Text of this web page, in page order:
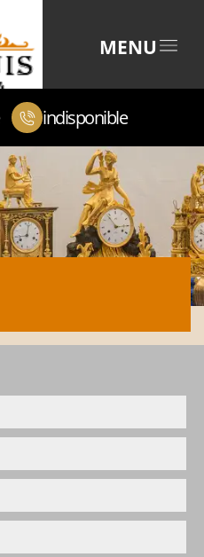
MENU
indisponible